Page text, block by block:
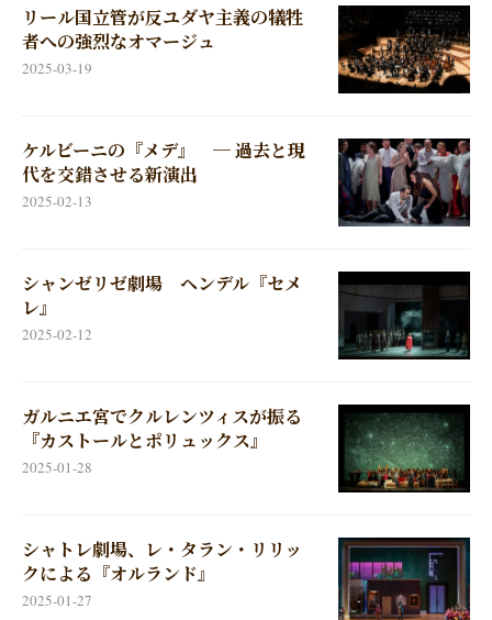
リール国立管が反ユダヤ主義の犠牲
者への強烈なオマージュ
2025-03-19
ケルビーニの『メデ』 ─ 過去と現
代を交錯させる新演出
2025-02-13
シャンゼリゼ劇場 ヘンデル『セメ
レ』
2025-02-12
ガルニエ宮でクルレンツィスが振る
『カストールとポリュックス』
2025-01-28
シャトレ劇場、レ・タラン・リリッ
クによる『オルランド』
2025-01-27